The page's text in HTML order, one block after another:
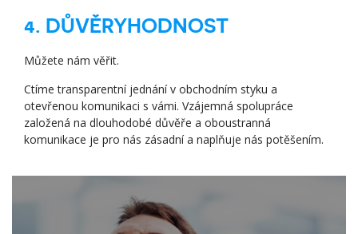
4. DŮVĚRYHODNOST
Můžete nám věřit.
Ctíme transparentní jednání v obchodním styku a
otevřenou komunikaci s vámi. Vzájemná spolupráce
založená na dlouhodobé důvěře a oboustranná
komunikace je pro nás zásadní a naplňuje nás potěšením.